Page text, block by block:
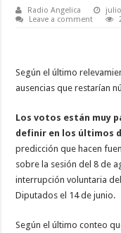
Radio Angelica
Leave a comment
Según el último
ausencias que restarían
Los votos están muy
definir en los últimos
predicción que hacen
sobre la sesión del 8 de
interrupción voluntaria
Diputados el 14 de junio.
Según el último conteo